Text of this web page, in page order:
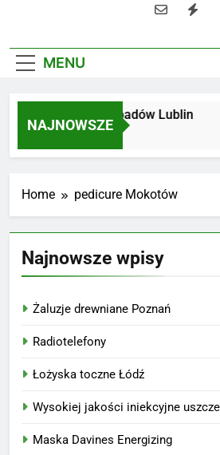
MENU
NAJNOWSZE
Utylizacja odpadów Lublin
2 Miesiące Ago
Home pedicure Mokotów
Najnowsze wpisy
Żaluzje drewniane Poznań
Radiotelefony
Łożyska toczne Łódź
Wysokiej jakości iniekcyjne
Maska Davines Energizing